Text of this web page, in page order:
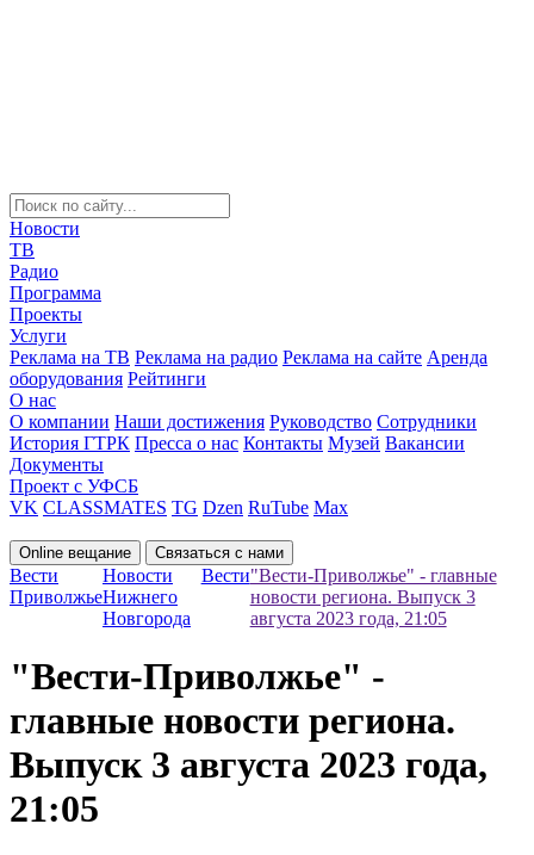
Новости
ТВ
Радио
Программа
Проекты
Услуги
Реклама на ТВ Реклама на радио Реклама на сайте Аренда
оборудования Рейтинги
О нас
О компании Наши достижения Руководство Сотрудники
История ГТРК Пресса о нас Контакты Музей Вакансии
Документы
Проект с УФСБ
VK CLASSMATES TG Dzen RuTube Max
Online вещание Связаться с нами
Вести
Приволжье
Новости
Нижнего
Новгорода
Вести"Вести-Приволжье" - главные
новости региона. Выпуск 3
августа 2023 года, 21:05
"Вести-Приволжье" -
главные новости региона.
Выпуск 3 августа 2023 года,
21:05